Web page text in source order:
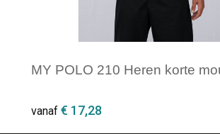
MY POLO 210 Heren korte
vanaf € 17,28